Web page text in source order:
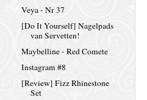
Veya - Nr 37
[Do It Yourself] Nagelpads
van Servetten!
Maybelline - Red Comete
Instagram #8
[Review] Fizz Rhinestone
Set